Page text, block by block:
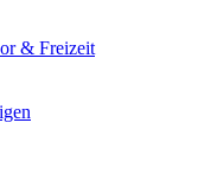
& Freizeit